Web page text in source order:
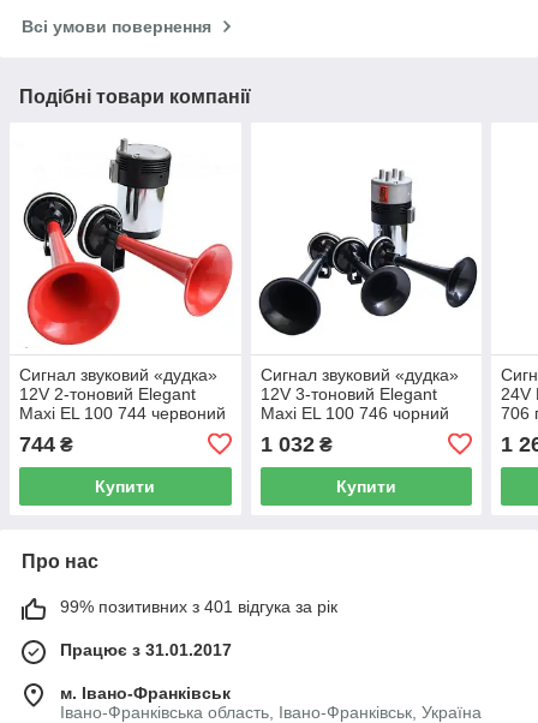
Всі умови повернення
Подібні товари компанії
Сигнал звуковий «дудка»
12V 2-тоновий Elegant
Maxi EL 100 744 червоний
744 ₴
Купити
Сигнал звуковий «дудка»
12V 3-тоновий Elegant
Maxi EL 100 746 чорний
1 032₴
Купити
24V
706
1
Про нас
99% позитивних з 401 відгука за рік
Працює з 31.01.2017
м. Івано-Франківськ
Івано-Франківська область, Івано-Франківськ, Україна